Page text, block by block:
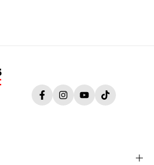
FacebookInstagramYouTubeTikTok